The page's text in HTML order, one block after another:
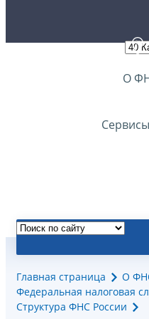
О
Главная страница
О
Федеральная налоговая
Структура ФНС России